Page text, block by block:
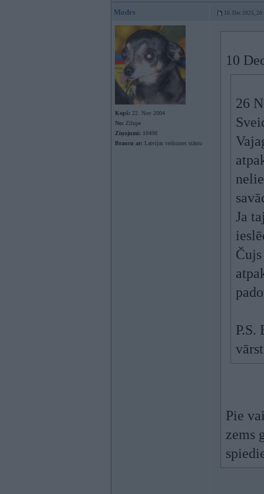
Modrs 10. Dec 2025,
Kopš: 22. Nov 2004
No: Zilupe
Ziņojumi: 10498
Braucu ar: Latvijas veiksmes stāstu
10
26
Ja
P.S.
Pie
zems